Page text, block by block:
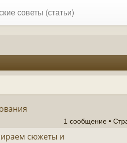
советы (статьи)
1 сообщение •
сюжеты и